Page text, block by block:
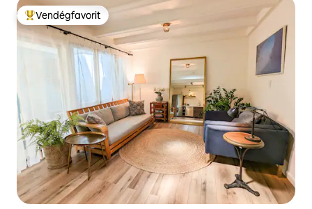
Kiemelt vendégfavorit
Vendégfavorit